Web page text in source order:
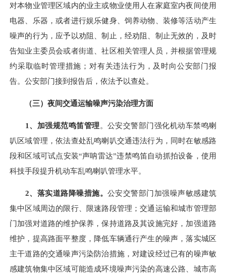
对本物业管理区域内的业主或物业使用人在家庭室内夜间使用
电器、乐器，或者进行娱乐健身、饲养动物、装修等活动产生
噪声的行为，应予以劝阻、制止，经劝阻、制止无效的，及时
告知业主委员会或者街道、社区相关管理人员，并根据管理规
约采取临时管理措施；对有关违法行为，及时向公安部门报
告。公安部门接到报告后，依法予以查处。
（三）夜间交通运输噪声污染治理方面
1、加强规范鸣笛管理。公安交警部门强化机动车禁鸣喇
叭区域管理，依法查处乱鸣喇叭交通违法行为，同时在敏感路
段和区域可试点安装“声呐雷达”违禁鸣笛自动抓拍设备，使用
科技手段提升机动车乱鸣喇叭管理水平。
2、落实道路降噪措施。公安交警部门加强噪声敏感建筑
集中区域周边的限行、限速路段管理；交通运输和城市管理部
门加强对道路的维护保养，保持道路及其设施完好，加强道路
维护，提高路面平整度，降低车辆通行产生的噪声，落实城区
主干道路的交通噪声污染防治措施，对建设经过已有的噪声敏
感建筑物集中区域可能造成环境噪声污染的高速公路、城市高